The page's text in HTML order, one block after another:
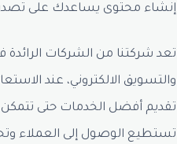
إنشاء محتوى يساعدك على
تعد شركتنا من الشركات
والتسويق الالكتروني، عند
تقديم أفضل الخدمات حتى
تستطيع الوصول إلى العملاء